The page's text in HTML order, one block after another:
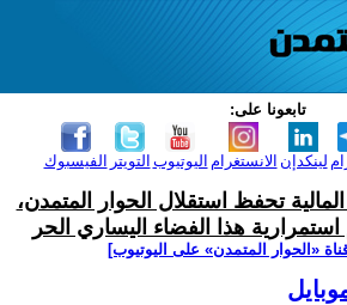
تابعونا على:
الفيسبوك التويتر اليوتيوب الانستغرام لينكدإن
تحفظ استقلال الحوار المتمدن،
هذا الفضاء اليساري الحر
‫«الحوار المتمدن» على اليوتيوب]